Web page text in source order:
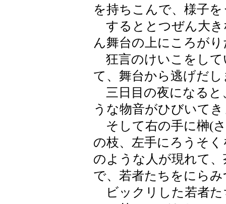
を持ちこんで、様子
するととつぜん大き
ん舞台の上にころが
狂言のけいこをして
て、舞台から逃げだ
三日目の夜になると
うな物音がひびいて
そして右の手に榊(
の枝、左手にろうそ
のような人が現れて
で、若者たちをにら
ビックリした若者た